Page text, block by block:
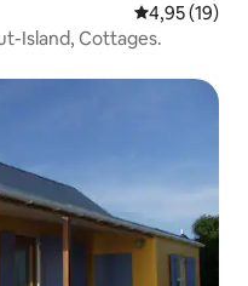
Gemiddelde
4,95 (19)
Island, Cottages.